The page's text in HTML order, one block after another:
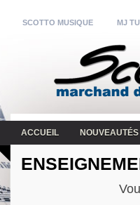
SCOTTO MUSIQUE MJ
ACCUEIL NOUVEAUTÉS